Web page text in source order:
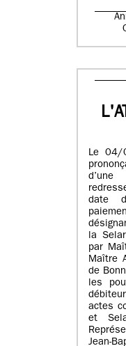
Le 04/
date
la
par
Maître
de
les
actes
et
Jean-